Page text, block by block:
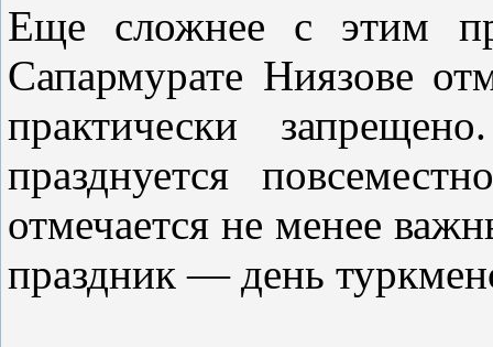
Еще сложнее с этим
Сапармурате Ниязове
практически
празднуется
отмечается не менее
праздник — день